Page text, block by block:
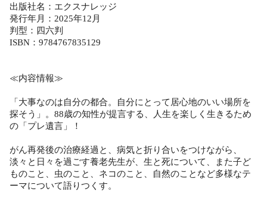
出版社名：エクスナレッジ
発行年月：2025年12月
判型：四六判
ISBN：9784767835129
≪内容情報≫
「大事なのは自分の都合。自分にとって居心地のいい場所を
探そう」。88歳の知性が提言する、人生を楽しく生きるため
の「プレ遺言」！
がん再発後の治療経過と、病気と折り合いをつけながら、
淡々と日々を過ごす養老先生が、生と死について、また子ど
ものこと、虫のこと、ネコのこと、自然のことなど多様なテ
ーマについて語りつくす。